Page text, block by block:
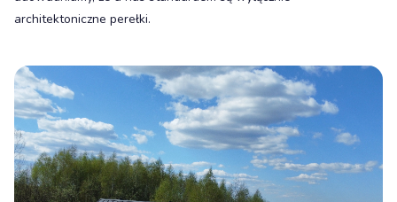
architektoniczne perełki.